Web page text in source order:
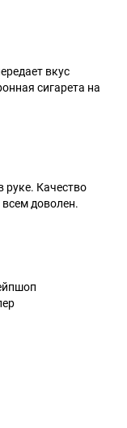
вкус
сигарета на
руке. Качество
доволен.